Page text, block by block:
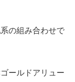
の組み合わせで
ールドアリュー